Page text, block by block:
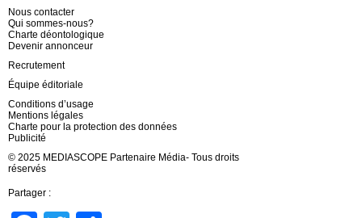
Nous contacter
Qui sommes-nous?
Charte déontologique
Devenir annonceur
Recrutement
Équipe éditoriale
Conditions d’usage
Mentions légales
Charte pour la protection des données
Publicité
© 2025 MEDIASCOPE Partenaire Média- Tous droits
réservés
Partager :